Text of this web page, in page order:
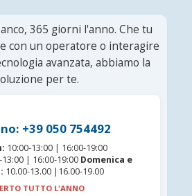
365 giorni l'anno. Che tu
con un operatore o interagire
avanzata, abbiamo la
per te.
+39 050 754492
10:00-13:00 | 16:00-19:00
13:00 | 16:00-19:00 Domenica e
10.00-13.00 |16.00-19.00
TUTTO L'ANNO